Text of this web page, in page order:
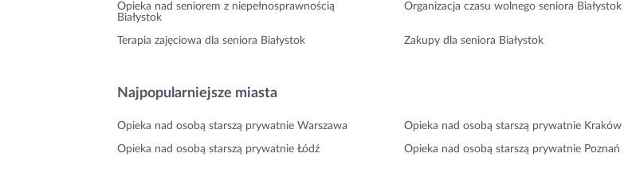
Opieka nad seniorem z niepełnosprawnością
Białystok
Organizacja czasu wolnego seniora Białystok
Terapia zajęciowa dla seniora Białystok Zakupy dla seniora Białystok
Najpopularniejsze miasta
Opieka nad osobą starszą prywatnie Warszawa Opieka nad osobą starszą prywatnie Kraków
Opieka nad osobą starszą prywatnie Łódź Opieka nad osobą starszą prywatnie Poznań